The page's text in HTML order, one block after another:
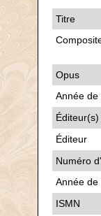
Titre
Opus
Année de
Éditeur
Numéro
Année de
ISMN